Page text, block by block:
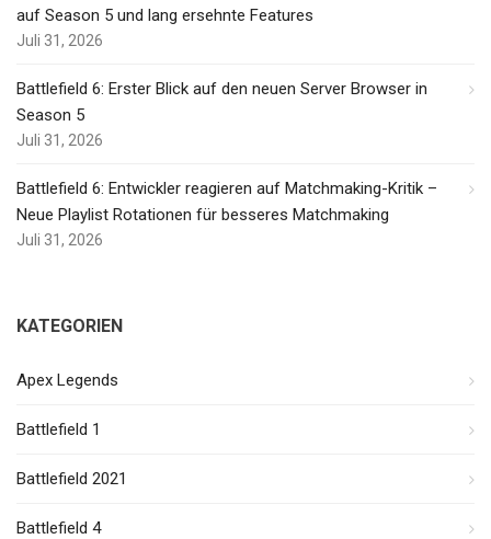
auf Season 5 und lang ersehnte Features
Juli 31, 2026
Battlefield 6: Erster Blick auf den neuen Server Browser in
Season 5
Juli 31, 2026
Battlefield 6: Entwickler reagieren auf Matchmaking-Kritik –
Neue Playlist Rotationen für besseres Matchmaking
Juli 31, 2026
KATEGORIEN
Apex Legends
Battlefield 1
Battlefield 2021
Battlefield 4